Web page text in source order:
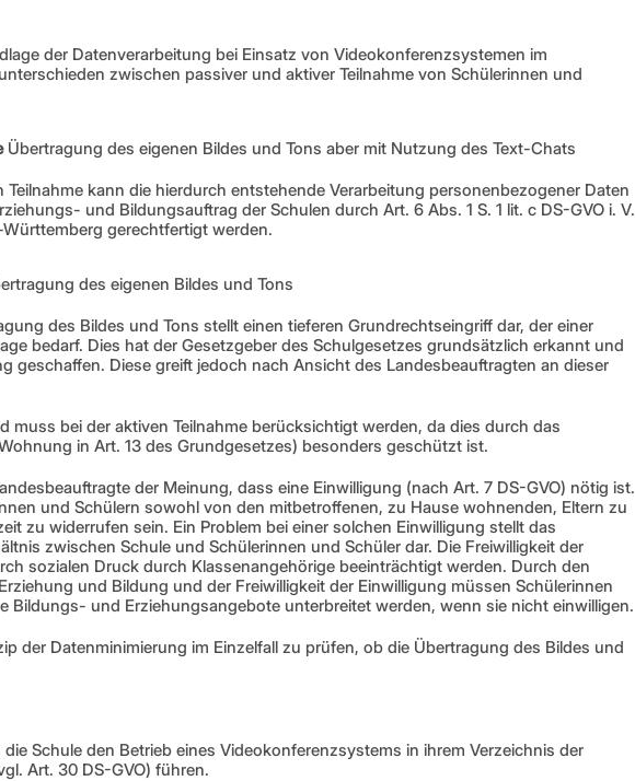
der Datenverarbeitung bei Einsatz von Videokonferenzsystemen im
zwischen passiver und aktiver Teilnahme von Schülerinnen und
Übertragung des eigenen Bildes und Tons aber mit Nutzung des Text-Chats
Teilnahme kann die hierdurch entstehende Verarbeitung personenbezogener Daten
und Bildungsauftrag der Schulen durch Art. 6 Abs. 1 S. 1 lit. c DS-GVO i. V.
gerechtfertigt werden.
des eigenen Bildes und Tons
des Bildes und Tons stellt einen tieferen Grundrechtseingriff dar, der einer
bedarf. Dies hat der Gesetzgeber des Schulgesetzes grundsätzlich erkannt und
geschaffen. Diese greift jedoch nach Ansicht des Landesbeauftragten an dieser
muss bei der aktiven Teilnahme berücksichtigt werden, da dies durch das
in Art. 13 des Grundgesetzes) besonders geschützt ist.
der Meinung, dass eine Einwilligung (nach Art. 7 DS-GVO) nötig ist.
und Schülern sowohl von den mitbetroffenen, zu Hause wohnenden, Eltern zu
zu widerrufen sein. Ein Problem bei einer solchen Einwilligung stellt das
zwischen Schule und Schülerinnen und Schüler dar. Die Freiwilligkeit der
sozialen Druck durch Klassenangehörige beeinträchtigt werden. Durch den
und Bildung und der Freiwilligkeit der Einwilligung müssen Schülerinnen
Bildungs- und Erziehungsangebote unterbreitet werden, wenn sie nicht einwilligen.
der Datenminimierung im Einzelfall zu prüfen, ob die Übertragung des Bildes und
Schule den Betrieb eines Videokonferenzsystems in ihrem Verzeichnis der
Art. 30 DS-GVO) führen.